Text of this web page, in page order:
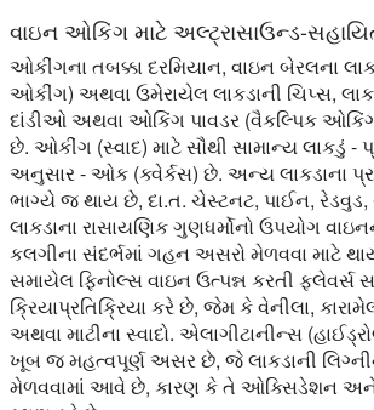
વાઇન ઓકિંગ માટે અલ્ટ્રાસાઉન્ડ-
ઓકીંગના તબક્કા દરમિયાન, વાઇન બેરલના
ઓકીંગ) અથવા ઉમેરાયેલ લાકડાની ચિપ્સ,
દાંડીઓ અથવા ઓકિંગ પાવડર (વૈકલ્પિક
છે. ઓકીંગ (સ્વાદ) માટે સૌથી સામાન્ય લાકડું -
અનુસાર - ઓક (ક્વેર્કસ) છે. અન્ય લાકડાના
ભાગ્યે જ થાય છે, દા.ત. ચેસ્ટનટ, પાઈન,
લાકડાના રાસાયણિક ગુણધર્મોનો ઉપયોગ
કલગીના સંદર્ભમાં ગહન અસરો મેળવવા માટે
સમાયેલ ફિનોલ્સ વાઇન ઉત્પન્ન કરતી ફ્લેવર્સ
ક્રિયાપ્રતિક્રિયા કરે છે, જેમ કે વેનીલા,
અથવા માટીના સ્વાદો. એલાગીટાનીન્સ
ખૂબ જ મહત્વપૂર્ણ અસર છે, જે લાકડાની
મેળવવામાં આવે છે, કારણ કે તે ઓક્સિડેશન અને